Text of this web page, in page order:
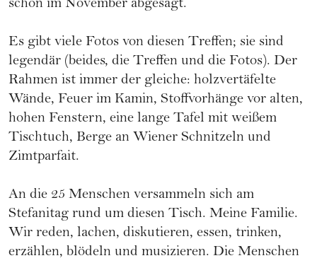
schon im November abgesagt.
Es gibt viele Fotos von diesen Treffen; sie sind
legendär (beides, die Treffen und die Fotos). Der
Rahmen ist immer der gleiche: holzvertäfelte
Wände, Feuer im Kamin, Stoffvorhänge vor alten,
hohen Fenstern, eine lange Tafel mit weißem
Tischtuch, Berge an Wiener Schnitzeln und
Zimtparfait.
An die 25 Menschen versammeln sich am
Stefanitag rund um diesen Tisch. Meine Familie.
Wir reden, lachen, diskutieren, essen, trinken,
erzählen, blödeln und musizieren. Die Menschen